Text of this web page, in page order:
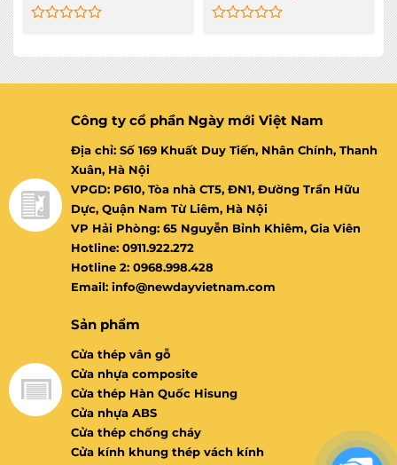
out
of
out
of
Công ty cổ phần Ngày mới Việt Nam
Địa chỉ: Số 169 Khuất Duy Tiến, Nhân Chính, Thanh
Xuân, Hà Nội
VPGD: P610, Tòa nhà CT5, ĐN1, Đường Trần Hữu
Dực, Quận Nam Từ Liêm, Hà Nội
VP Hải Phòng: 65 Nguyễn Bỉnh Khiêm, Gia Viên
Hotline: 0911.922.272
Hotline 2: 0968.998.428
Email: info@newdayvietnam.com
Sản phẩm
Cửa thép vân gỗ
Cửa nhựa composite
Cửa thép Hàn Quốc Hisung
Cửa nhựa ABS
Cửa thép chống cháy
Cửa kính khung thép vách kính